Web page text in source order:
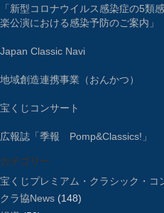
「新型コロナウイルス感染症の5類
楽公演における感染予防のご案内」
Japan Classic Navi
地域創造連携事業（おんかつ）
宝くじコンサート
広報誌「季報 Pomp&Classics!」
カテゴリー
宝くじプレミアム・クラシック・コ
クラ協News (148)